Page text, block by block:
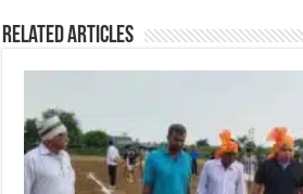
Related Articles